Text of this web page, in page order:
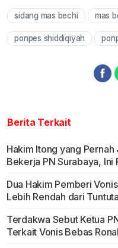
sidang mas bechi mas
ponpes shiddiqiyah
Berita Terkait
Hakim Itong yang
Bekerja PN Surabaya, Ini
Dua Hakim Pemberi
Lebih Rendah dari
Terdakwa Sebut Ketua
Terkait Vonis Bebas